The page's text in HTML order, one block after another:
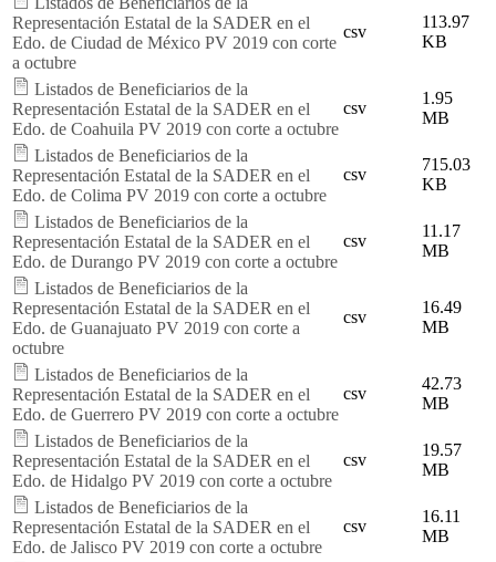
Representación Estatal de la SADER en el
Edo. de Ciudad de México PV 2019 con corte
a octubre
csv
113.97
KB
Listados de Beneficiarios de la
Representación Estatal de la SADER en el
Edo. de Coahuila PV 2019 con corte a octubre
csv
1.95
MB
Listados de Beneficiarios de la
Representación Estatal de la SADER en el
Edo. de Colima PV 2019 con corte a octubre
csv
715.03
KB
Listados de Beneficiarios de la
Representación Estatal de la SADER en el
Edo. de Durango PV 2019 con corte a octubre
csv
11.17
MB
Listados de Beneficiarios de la
Representación Estatal de la SADER en el
Edo. de Guanajuato PV 2019 con corte a
octubre
csv
16.49
MB
Listados de Beneficiarios de la
Representación Estatal de la SADER en el
Edo. de Guerrero PV 2019 con corte a octubre
csv
42.73
MB
Listados de Beneficiarios de la
Representación Estatal de la SADER en el
Edo. de Hidalgo PV 2019 con corte a octubre
csv
19.57
MB
Listados de Beneficiarios de la
Representación Estatal de la SADER en el
Edo. de Jalisco PV 2019 con corte a octubre
csv
16.11
MB